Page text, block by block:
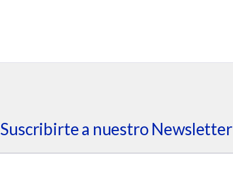
Suscribirte a nuestro Newsletter